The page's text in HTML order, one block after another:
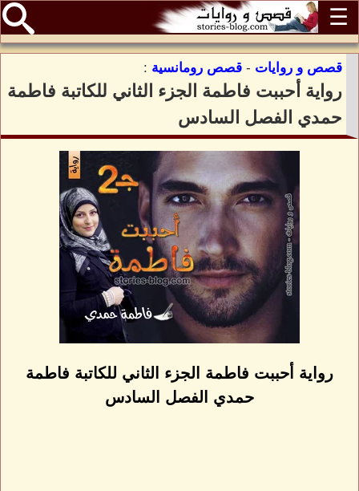
☰
قصص و روايات - قصص رومانسية :
رواية أحببت فاطمة الجزء الثاني للكاتبة فاطمة
حمدي الفصل السادس
رواية أحببت فاطمة الجزء الثاني للكاتبة فاطمة
حمدي الفصل السادس